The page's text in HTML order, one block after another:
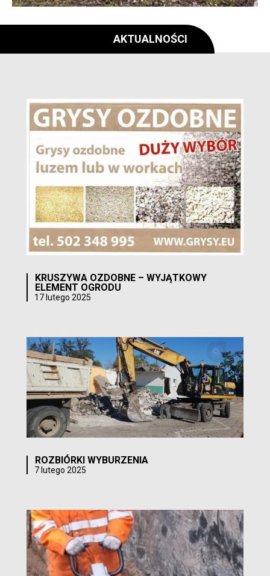
AKTUALNOŚCI
KRUSZYWA OZDOBNE – WYJĄTKOWY
ELEMENT OGRODU
17 lutego 2025
ROZBIÓRKI WYBURZENIA
7 lutego 2025